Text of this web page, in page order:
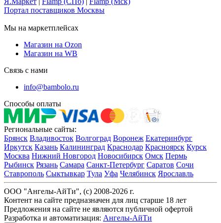
Портал поставщиков Москвы
Мы на маркетплейсах
Магазин на Ozon
Магазин на WB
Связь с нами
info@bambolo.ru
Способы оплаты
Региональные сайты:
Брянск Владивосток Волгоград Воронеж Екатеринбург
Иркутск Казань Калининград Краснодар Красноярск Курск
Москва Нижний Новгород Новосибирск Омск Пермь
Рыбинск Рязань Самара Санкт-Петербург Саратов Сочи
Ставрополь Сыктывкар Тула Уфа Челябинск Ярославль
ООО "Ангелы-АйТи", (c) 2008-2026 г.
Контент на сайте предназначен для лиц старше 18 лет
Предложения на сайте не являются публичной офертой
Разработка и автоматизация: Ангелы-АйТи